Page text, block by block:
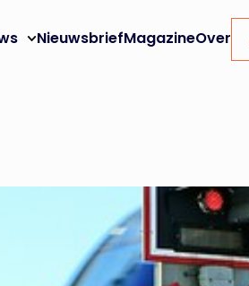
NieuwsbriefMagazineOver